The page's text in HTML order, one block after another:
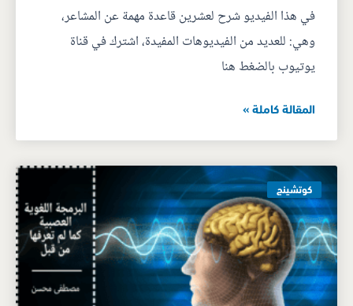
في هذا الفيديو شرح لعشرين قاعدة مهمة عن المشاعر،
وهي: للعديد من الفيديوهات المفيدة، اشترك في قناة
يوتيوب بالضغط هنا
المقالة كاملة »
كوتشينج